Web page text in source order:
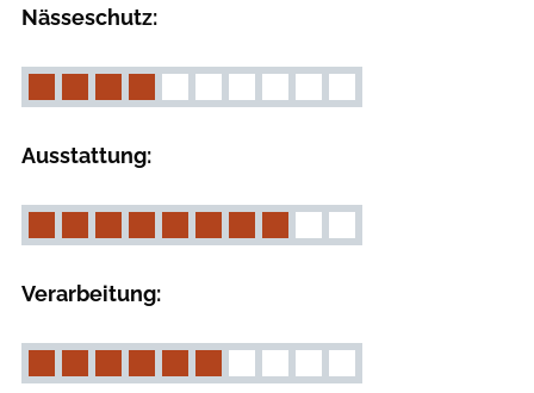
Nässeschutz:
Ausstattung:
Verarbeitung: